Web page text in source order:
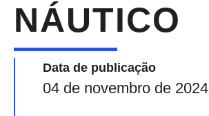
NÁUTICO
Data de publicação
04 de novembro de 2024